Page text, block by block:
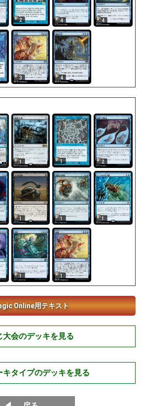
2 4 4
3 4
1 1 2
1 1 1
1 1
Online用テキスト
大会のデッキを見る
キタイプのデッキを見る